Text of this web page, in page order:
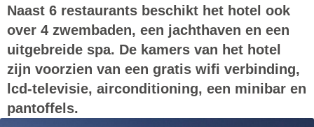
Naast 6 restaurants beschikt het hotel ook
over 4 zwembaden, een jachthaven en een
uitgebreide spa. De kamers van het hotel
zijn voorzien van een gratis wifi verbinding,
lcd-televisie, airconditioning, een minibar en
pantoffels.